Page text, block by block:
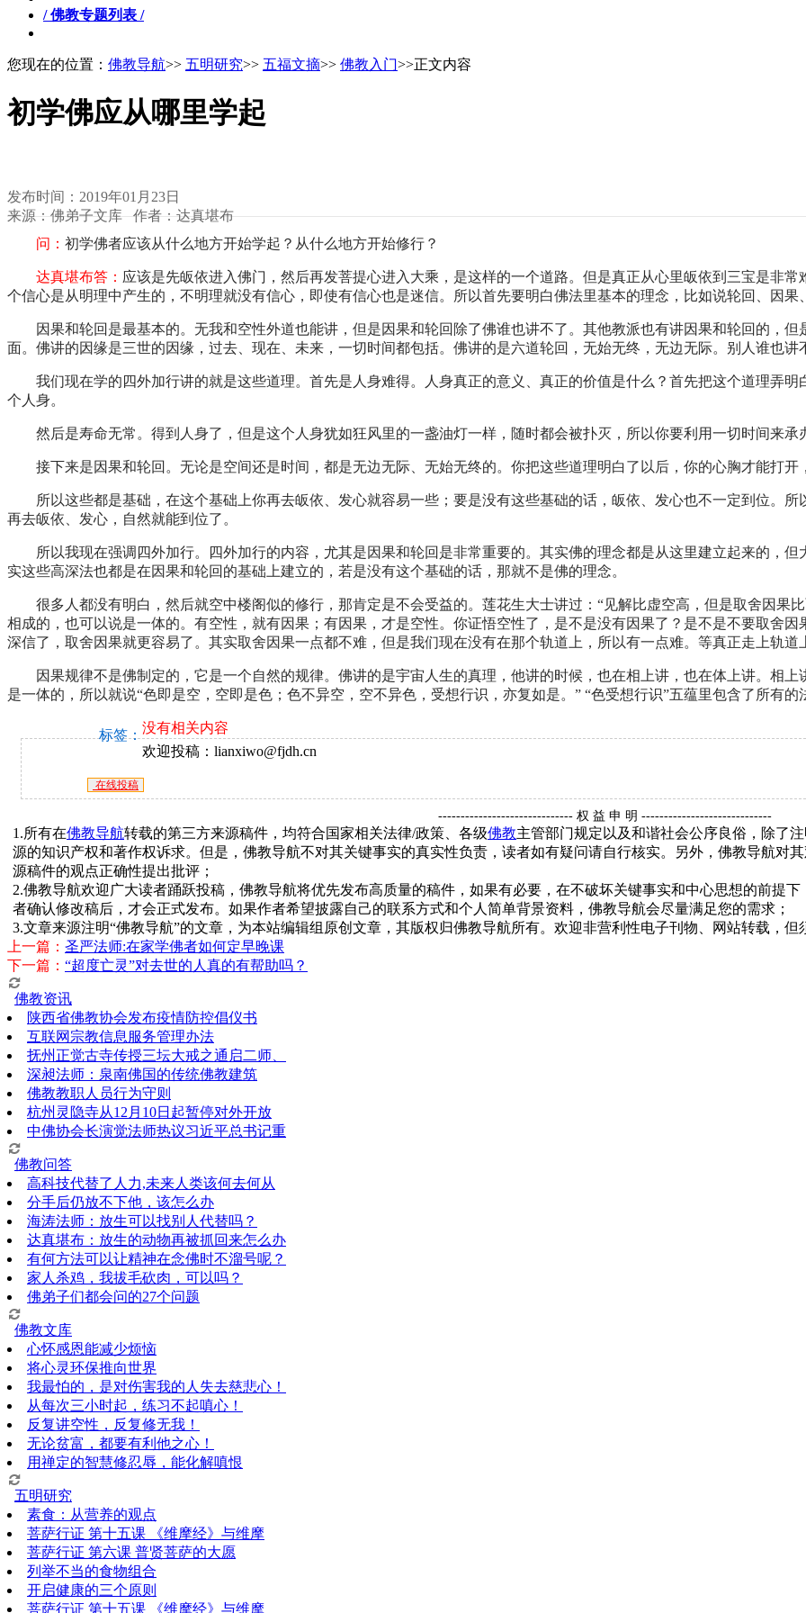
/ 佛教专题列表 /
您现在的位置： 佛教导航>> 五明研究>> 五福文摘>> 佛教入门>>正文内容
初学佛应从哪里学起
发布时间：2019年01月23日
来源：佛弟子文库 作者：达真堪布
问： 初学佛者应该从什么地方开始学起？从什么地方开始修行？
达真堪布答： 应该是先皈依进入佛门，然后再发菩提心进入大乘，是这样的一个道路。但是真正从心里皈依到三宝是非
个信心是从明理中产生的，不明理就没有信心，即使有信心也是迷信。所以首先要明白佛法里基本的理念，比如说轮回、因果
因果和轮回是最基本的。无我和空性外道也能讲，但是因果和轮回除了佛谁也讲不了。其他教派也有讲因果和轮回的，
面。佛讲的因缘是三世的因缘，过去、现在、未来，一切时间都包括。佛讲的是六道轮回，无始无终，无边无际。别人谁也讲
我们现在学的四外加行讲的就是这些道理。首先是人身难得。人身真正的意义、真正的价值是什么？首先把这个道理弄
个人身。
然后是寿命无常。得到人身了，但是这个人身犹如狂风里的一盏油灯一样，随时都会被扑灭，所以你要利用一切时间来承
接下来是因果和轮回。无论是空间还是时间，都是无边无际、无始无终的。你把这些道理明白了以后，你的心胸才能打开
所以这些都是基础，在这个基础上你再去皈依、发心就容易一些；要是没有这些基础的话，皈依、发心也不一定到位。
再去皈依、发心，自然就能到位了。
所以我现在强调四外加行。四外加行的内容，尤其是因果和轮回是非常重要的。其实佛的理念都是从这里建立起来的，
实这些高深法也都是在因果和轮回的基础上建立的，若是没有这个基础的话，那就不是佛的理念。
很多人都没有明白，然后就空中楼阁似的修行，那肯定是不会受益的。莲花生大士讲过：“见解比虚空高，但是取舍因果
相成的，也可以说是一体的。有空性，就有因果；有因果，才是空性。你证悟空性了，是不是没有因果了？是不是不要取舍
深信了，取舍因果就更容易了。其实取舍因果一点都不难，但是我们现在没有在那个轨道上，所以有一点难。等真正走上轨道
因果规律不是佛制定的，它是一个自然的规律。佛讲的是宇宙人生的真理，他讲的时候，也在相上讲，也在体上讲。相
是一体的，所以就说“色即是空，空即是色；色不异空，空不异色，受想行识，亦复如是。” “色受想行识”五蕴里包含了所有
标签：没有相关内容
欢迎投稿：lianxiwo@fjdh.cn
在线投稿
------------------------------ 权 益 申 明 -----------------------------
1.所有在佛教导航转载的第三方来源稿件，均符合国家相关法律/政策、各级佛教主管部门规定以及和谐社会公序良俗，除了
源的知识产权和著作权诉求。但是，佛教导航不对其关键事实的真实性负责，读者如有疑问请自行核实。另外，佛教导航对
源稿件的观点正确性提出批评；
2.佛教导航欢迎广大读者踊跃投稿，佛教导航将优先发布高质量的稿件，如果有必要，在不破坏关键事实和中心思想的前提
者确认修改稿后，才会正式发布。如果作者希望披露自己的联系方式和个人简单背景资料，佛教导航会尽量满足您的需求；
3.文章来源注明“佛教导航”的文章，为本站编辑组原创文章，其版权归佛教导航所有。欢迎非营利性电子刊物、网站转载，但
上一篇： 圣严法师:在家学佛者如何定早晚课
下一篇： “超度亡灵”对去世的人真的有帮助吗？
佛教资讯
陕西省佛教协会发布疫情防控倡仪书
互联网宗教信息服务管理办法
抚州正觉古寺传授三坛大戒之通启二师、
深昶法师：泉南佛国的传统佛教建筑
佛教教职人员行为守则
杭州灵隐寺从12月10日起暂停对外开放
中佛协会长演觉法师热议习近平总书记重
佛教问答
高科技代替了人力,未来人类该何去何从
分手后仍放不下他，该怎么办
海涛法师：放生可以找别人代替吗？
达真堪布：放生的动物再被抓回来怎么办
有何方法可以让精神在念佛时不溜号呢？
家人杀鸡，我拔毛砍肉，可以吗？
佛弟子们都会问的27个问题
佛教文库
心怀感恩能减少烦恼
将心灵环保推向世界
我最怕的，是对伤害我的人失去慈悲心！
从每次三小时起，练习不起嗔心！
反复讲空性，反复修无我！
无论贫富，都要有利他之心！
用禅定的智慧修忍辱，能化解嗔恨
五明研究
素食：从营养的观点
菩萨行证 第十五课 《维摩经》与维摩
菩萨行证 第六课 普贤菩萨的大愿
列举不当的食物组合
开启健康的三个原则
菩萨行证 第十五课 《维摩经》与维摩